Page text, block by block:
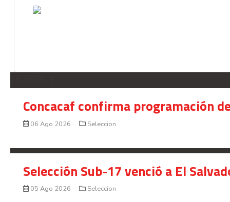
Concacaf confirma programación
06 Ago 2026 Seleccion
Selección Sub-17 venció a El
05 Ago 2026 Seleccion